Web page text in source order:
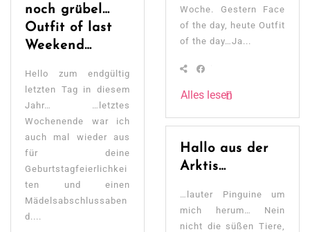
noch grübel…
Outfit of last
Weekend…
Hello zum endgültig
letzten Tag in diesem
Jahr… …letztes
Wochenende war ich
auch mal wieder aus
für deine
Geburtstagfeierlichkei
ten und einen
Mädelsabschlussaben
d....
Woche. Gestern Face
of the day, heute Outfit
of the day…Ja...
Alles lesen
Hallo aus der
Arktis…
…lauter Pinguine um
mich herum… Nein
nicht die süßen Tiere,